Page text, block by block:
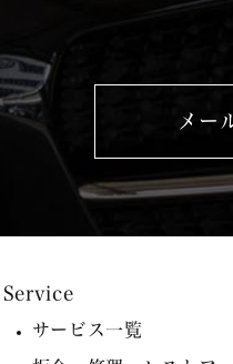
メー
Service
サービス一覧